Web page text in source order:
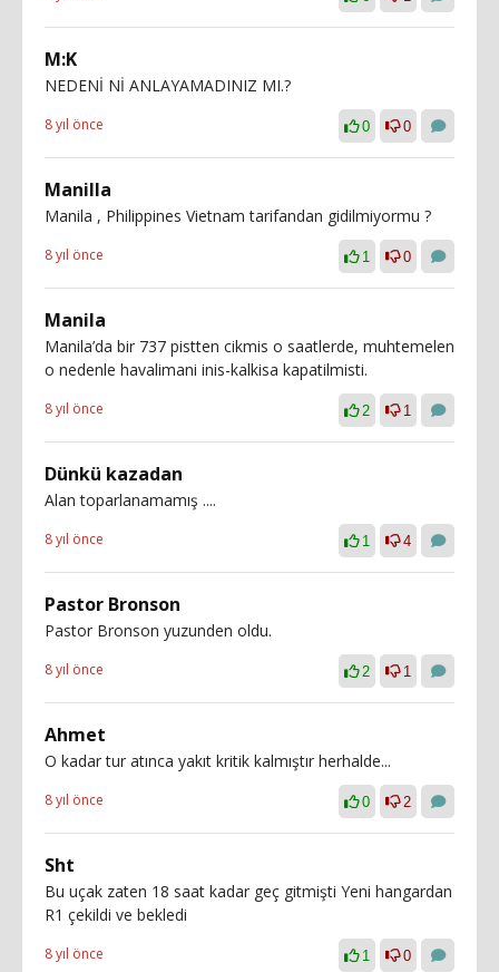
M:K
NEDENİ Nİ ANLAYAMADINIZ MI.?
8 yıl önce 0 0
Manilla
Manila , Philippines Vietnam tarifandan gidilmiyormu ?
8 yıl önce 1 0
Manila
Manila’da bir 737 pistten cikmis o saatlerde, muhtemelen
o nedenle havalimani inis-kalkisa kapatilmisti.
8 yıl önce 2 1
Dünkü kazadan
Alan toparlanamamış ....
8 yıl önce 1 4
Pastor Bronson
Pastor Bronson yuzunden oldu.
8 yıl önce 2 1
Ahmet
O kadar tur atınca yakıt kritik kalmıştır herhalde...
8 yıl önce 0 2
Sht
Bu uçak zaten 18 saat kadar geç gitmişti Yeni hangardan
R1 çekildi ve bekledi
8 yıl önce 1 0